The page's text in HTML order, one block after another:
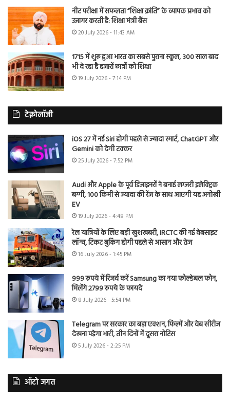
नीट परीक्षा में सफलता “शिक्षा क्रांति” के व्यापक प्रभाव को
उजागर करती है: शिक्षा मंत्री बैंस
20 July 2026 - 11:43 AM
1715 में शुरू हुआ भारत का सबसे पुराना स्कूल, 300 साल बाद
भी दे रहा है हजारों छात्रों को शिक्षा
19 July 2026 - 7:14 PM
टेक्नोलॉजी
iOS 27 में नई Siri होगी पहले से ज्यादा स्मार्ट, ChatGPT और
Gemini को देगी टक्कर
25 July 2026 - 7:52 PM
Audi और Apple के पूर्व डिजाइनरों ने बनाई लग्जरी इलेक्ट्रिक
बग्गी, 100 किमी से ज्यादा की रेंज के साथ आएगी यह अनोखी
EV
19 July 2026 - 4:48 PM
रेल यात्रियों के लिए बड़ी खुशखबरी, IRCTC की नई वेबसाइट
लॉन्च, टिकट बुकिंग होगी पहले से आसान और तेज
16 July 2026 - 1:45 PM
999 रुपये में रिजर्व करें Samsung का नया फोल्डेबल फोन,
मिलेंगे 2799 रुपये के फायदे
8 July 2026 - 5:54 PM
Telegram पर सरकार का बड़ा एक्शन, फिल्में और वेब सीरीज
देखना पड़ेगा भारी, तीन दिनों में दूसरा नोटिस
5 July 2026 - 2:25 PM
ऑटो जगत